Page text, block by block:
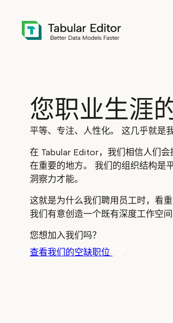
您职业生涯
平等、专注、人性化。 这几乎就是
在 Tabular Editor，我们相信人们
在重要的地方。 我们的组织结构
洞察力才能。
这就是为什么我们聘用员工时，看
我们有意创造一个既有深度工作空间
您想加入我们吗？
查看我们的空缺职位